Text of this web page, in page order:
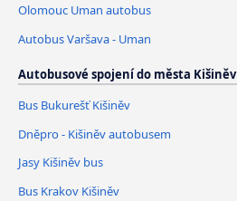
Olomouc Uman autobus
Autobus Varšava - Uman
Autobusové spojení do města Kišiněv
Bus Bukurešť Kišiněv
Dněpro - Kišiněv autobusem
Jasy Kišiněv bus
Bus Krakov Kišiněv